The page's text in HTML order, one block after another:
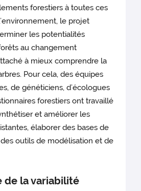
forestiers à toutes ces
le projet
les potentialités
au changement
à mieux comprendre la
Pour cela, des équipes
de généticiens, d’écologues
forestiers ont travaillé
et améliorer les
élaborer des bases de
outils de modélisation et de
de la variabilité